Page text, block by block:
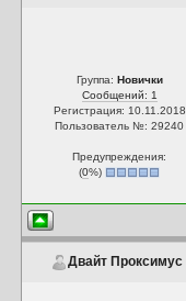
Группа: Новички
Сообщений: 1
Регистрация: 10.11.2018
Пользователь №: 29240
Предупреждения:
(0%)
Двайт Проксимус